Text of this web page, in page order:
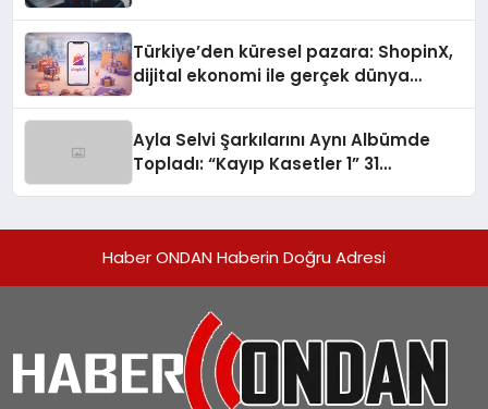
Türkiye’den küresel pazara: ShopinX,
dijital ekonomi ile gerçek dünya
Ayla Selvi Şarkılarını Aynı Albümde
Topladı: “Kayıp Kasetler 1” 31
Haber ONDAN Haberin Doğru Adresi